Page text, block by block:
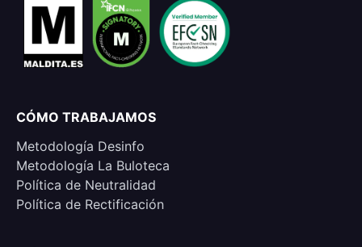
CÓMO TRABAJAMOS
Metodología Desinfo
Metodología La Buloteca
Política de Neutralidad
Política de Rectificación